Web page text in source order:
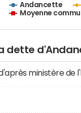
Andancette
Moyenne
dette
ministère de